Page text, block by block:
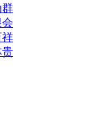
群
祥
贵